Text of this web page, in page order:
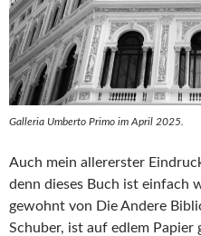
Galleria Umberto Primo im April 2025.
Auch mein allererster
denn dieses Buch ist einfach
gewohnt von Die Andere
Schuber, ist auf edlem Papier